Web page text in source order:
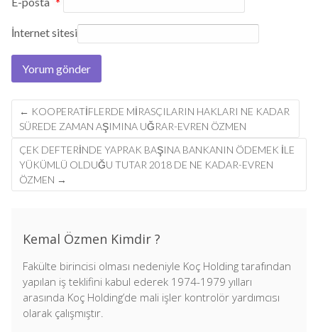
İnternet sitesi
Post
navigation
← KOOPERATIFLERDE MIRASÇILARIN HAKLARI NE KADAR
SÜREDE ZAMAN AŞIMINA UĞRAR-EVREN ÖZMEN
ÇEK DEFTERİNDE YAPRAK BAŞINA BANKANIN ÖDEMEK İLE
YÜKÜMLÜ OLDUĞU TUTAR 2018 DE NE KADAR-EVREN
ÖZMEN →
Kemal Özmen Kimdir ?
Fakülte birincisi olması nedeniyle Koç Holding tarafından
yapılan iş teklifini kabul ederek 1974-1979 yılları
arasında Koç Holding’de mali işler kontrolör yardımcısı
olarak çalışmıştır.